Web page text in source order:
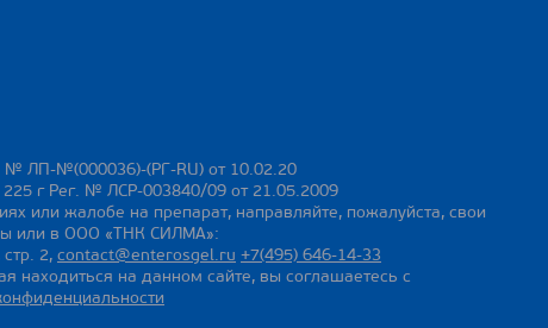
№ ЛП-№(000036)-(РГ-RU) от 10.02.20
225 г Рег. № ЛСР-003840/09 от 21.05.2009
или жалобе на препарат, направляйте, пожалуйста, свои
или в ООО «ТНК СИЛМА»:
2, contact@enterosgel.ru +7(495) 646-14-33
находиться на данном сайте, вы соглашаетесь с